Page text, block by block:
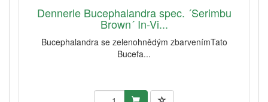
Dennerle Bucephalandra spec. ´Serimbu
Brown´ In-Vi...
Bucephalandra se zelenohnědým zbarvenímTato
Bucefa...